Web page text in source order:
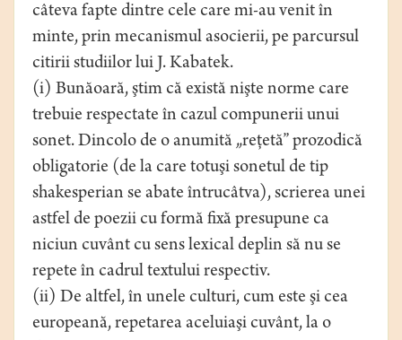
câteva fapte dintre cele care mi-au venit în
minte, prin mecanismul asocierii, pe parcursul
citirii studiilor lui J. Kabatek.
(i) Bunăoară, ştim că există nişte norme care
trebuie respectate în cazul compunerii unui
sonet. Dincolo de o anumită „reţetă” prozodică
obligatorie (de la care totuşi sonetul de tip
shakesperian se abate întrucâtva), scrierea unei
astfel de poezii cu formă fixă presupune ca
niciun cuvânt cu sens lexical deplin să nu se
repete în cadrul textului respectiv.
(ii) De altfel, în unele culturi, cum este şi cea
europeană, repetarea aceluiaşi cuvânt, la o